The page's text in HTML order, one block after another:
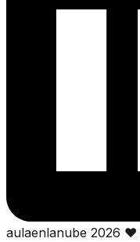
aulaenlanube 2026 ❤